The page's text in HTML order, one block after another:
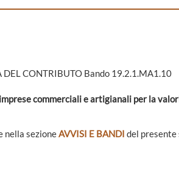
CONTRIBUTO Bando 19.2.1.MA1.10
commerciali e artigianali per la
nella sezioneAVVISI E BANDI del presente